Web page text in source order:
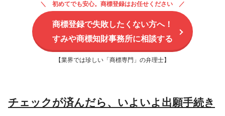
初めてでも安心。商標登録はお任せください
商標登録で失敗したくない方へ！
すみや商標知財事務所に相談する
【業界では珍しい「商標専門」の弁理士】
チェックが済んだら、いよいよ出願手続き